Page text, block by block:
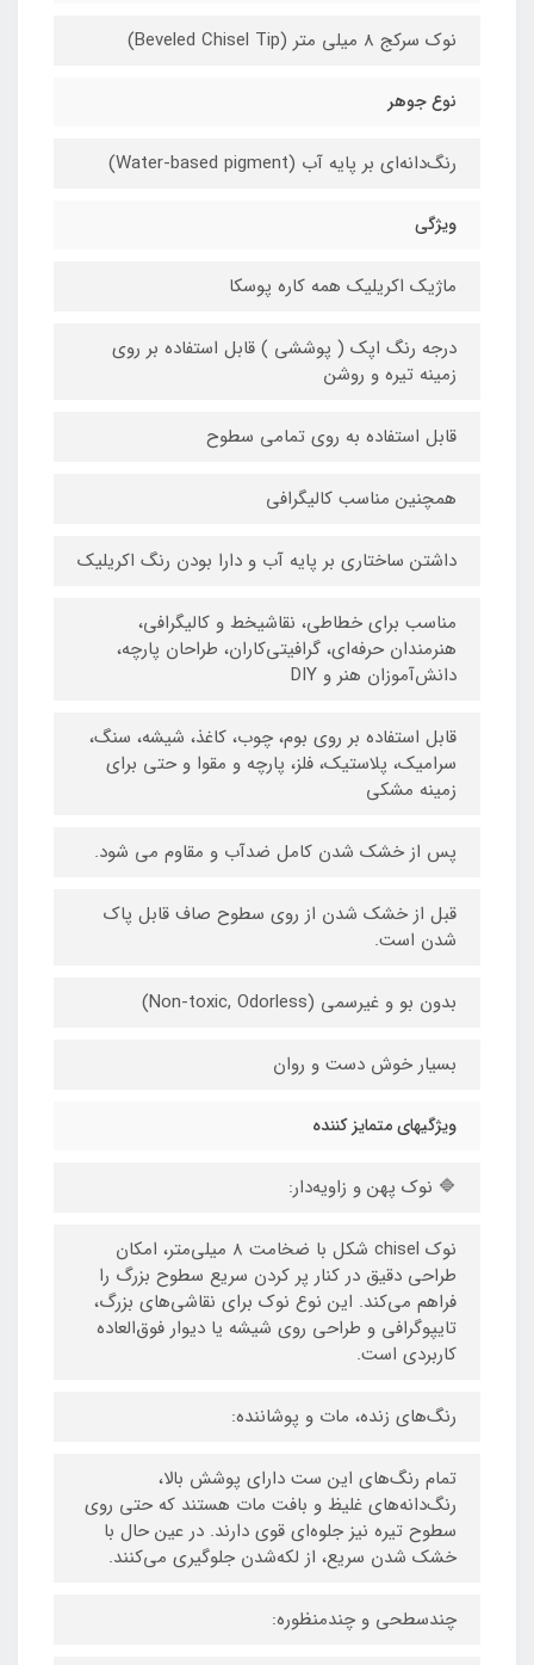
نوک سرکج 8 میلی متر (Beveled Chisel Tip)
نوع جوهر
رنگ‌دانه‌ای بر پایه آب (Water-based pigment)
ویژگی
ماژیک اکریلیک همه کاره پوسکا
درجه رنگ اپک ( پوششی ) قابل استفاده بر روی
زمینه تیره و روشن
قابل استفاده به روی تمامی سطوح
همچنین مناسب کالیگرافی
داشتن ساختاری بر پایه آب و دارا بودن رنگ اکریلیک
مناسب برای خطاطی، نقاشیخط و کالیگرافی،
هنرمندان حرفه‌ای، گرافیتی‌کاران، طراحان پارچه،
دانش‌آموزان هنر و DIY
قابل استفاده بر روی بوم، چوب، کاغذ، شیشه، سنگ،
سرامیک، پلاستیک، فلز، پارچه و مقوا و حتی برای
زمینه مشکی
پس از خشک شدن کامل ضدآب و مقاوم می شود.
قبل از خشک شدن از روی سطوح صاف قابل پاک
شدن است.
بدون بو و غیرسمی (Non-toxic, Odorless)
بسیار خوش دست و روان
ویژگیهای متمایز کننده
🔷 نوک پهن و زاویه‌دار:
نوک chisel شکل با ضخامت ۸ میلی‌متر، امکان
طراحی دقیق در کنار پر کردن سریع سطوح بزرگ را
فراهم می‌کند. این نوع نوک برای نقاشی‌های بزرگ،
تایپوگرافی و طراحی روی شیشه یا دیوار فوق‌العاده
کاربردی است.
رنگ‌های زنده، مات و پوشاننده:
تمام رنگ‌های این ست دارای پوشش بالا،
رنگ‌دانه‌های غلیظ و بافت مات هستند که حتی روی
سطوح تیره نیز جلوه‌ای قوی دارند. در عین حال با
خشک شدن سریع، از لکه‌شدن جلوگیری می‌کنند.
چندسطحی و چندمنظوره: